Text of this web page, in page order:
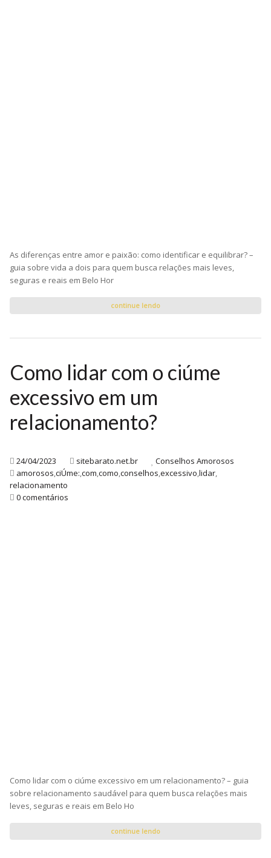
As diferenças entre amor e paixão: como identificar e equilibrar? –
guia sobre vida a dois para quem busca relações mais leves,
seguras e reais em Belo Hor
continue lendo
Como lidar com o ciúme
excessivo em um
relacionamento?
24/04/2023 sitebarato.net.br
Conselhos Amorosos
amorosos,ciÚme:,com,como,conselhos,excessivo,lidar,
relacionamento
0 comentários
Como lidar com o ciúme excessivo em um relacionamento? – guia
sobre relacionamento saudável para quem busca relações mais
leves, seguras e reais em Belo Ho
continue lendo